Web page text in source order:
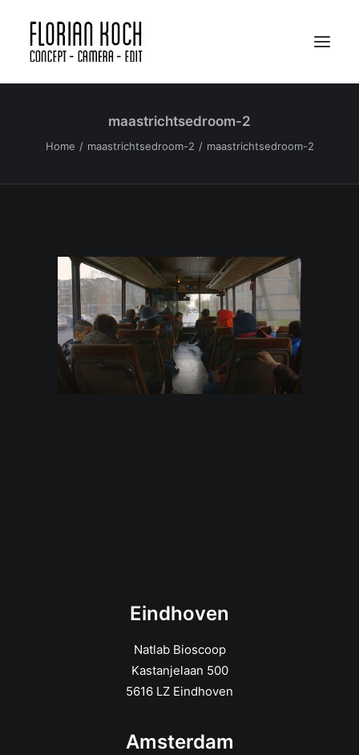
AMSTERDAM
maastrichtsedroom-2
Home maastrichtsedroom-2 maastrichtsedroom-2
Eindhoven
Natlab Bioscoop
Kastanjelaan 500
5616 LZ Eindhoven
Amsterdam